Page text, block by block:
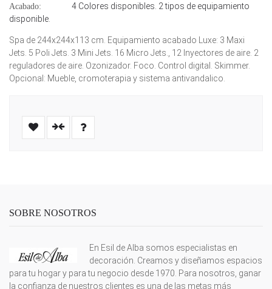
Acabado:
4 Colores disponibles. 2 tipos de equipamiento
disponible.
Spa de 244x244x113 cm. Equipamiento acabado Luxe: 3 Maxi
Jets. 5 Poli Jets. 3 Mini Jets. 16 Micro Jets., 12 Inyectores de aire. 2
reguladores de aire. Ozonizador. Foco. Control digital. Skimmer.
Opcional: Mueble, cromoterapia y sistema antivandalico.
SOBRE NOSOTROS
En Esil de Alba somos especialistas en
decoración. Creamos y diseñamos espacios
para tu hogar y para tu negocio desde 1970. Para nosotros, ganar
la confianza de nuestros clientes es una de las metas más